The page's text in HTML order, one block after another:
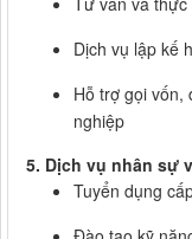
Dịch vụ lập kế
Hỗ trợ gọi vốn,
nghiệp
5. Dịch vụ nhân sự
Tuyển dụng